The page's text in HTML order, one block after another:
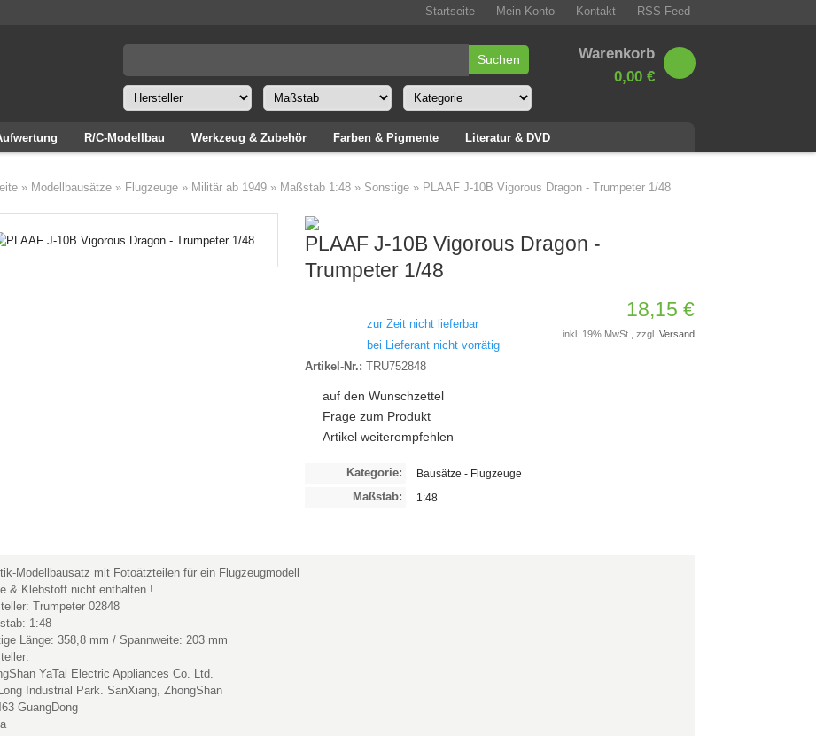
Startseite Mein Konto Kontakt RSS-Feed
Warenkorb
0,00 €
R/C-Modellbau Werkzeug & Zubehör Farben & Pigmente Literatur & DVD
» Modellbausätze » Flugzeuge » Militär ab 1949 » Maßstab 1:48 » Sonstige » PLAAF J-10B Vigorous Dragon - Trumpeter 1/48
PLAAF J-10B Vigorous Dragon -
Trumpeter 1/48
zur Zeit nicht lieferbar
bei Lieferant nicht vorrätig
Artikel-Nr.: TRU752848
auf den Wunschzettel
Frage zum Produkt
Artikel weiterempfehlen
18,15 €
inkl. 19% MwSt., zzgl. Versand
Kategorie: Bausätze - Flugzeuge
Maßstab: 1:48
Modellbausatz mit Fotoätzteilen für ein Flugzeugmodell
& Klebstoff nicht enthalten !
Trumpeter 02848
1:48
Länge: 358,8 mm / Spannweite: 203 mm
YaTai Electric Appliances Co. Ltd.
Industrial Park. SanXiang, ZhongShan
GuangDong